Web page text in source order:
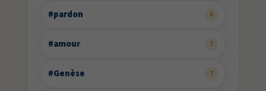
#pardon 8
#amour 7
#Genèse 7